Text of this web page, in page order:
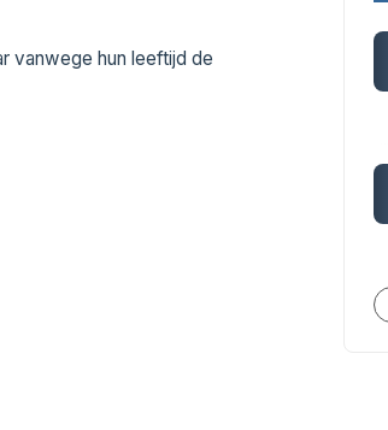
vanwege hun leeftijd de